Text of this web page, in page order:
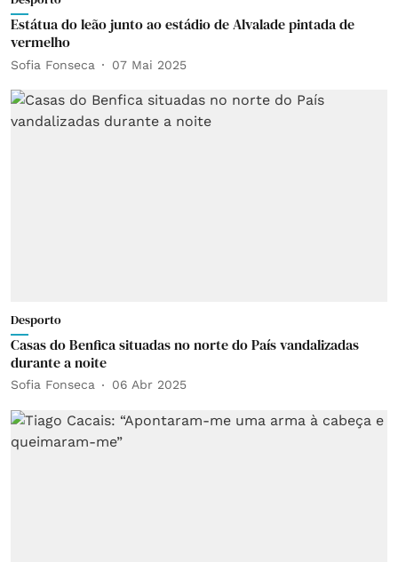
Estátua do leão junto ao estádio de Alvalade pintada de
vermelho
Sofia Fonseca 07 Mai 2025
Desporto
Casas do Benfica situadas no norte do País vandalizadas
durante a noite
Sofia Fonseca 06 Abr 2025